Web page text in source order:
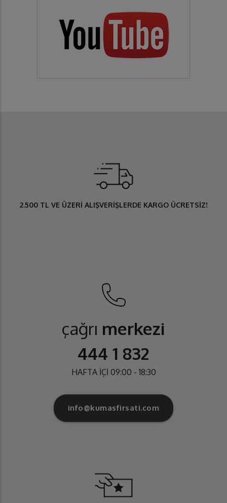
2.500 TL VE ÜZERİ ALIŞVERİŞLERDE KARGO ÜCRETSİZ!
çağrı merkezi
444 1 832
HAFTA İÇİ 09:00 - 18:30
info@kumasfirsati.com